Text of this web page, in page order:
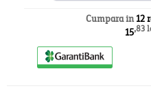
Cumpara in12
15,83